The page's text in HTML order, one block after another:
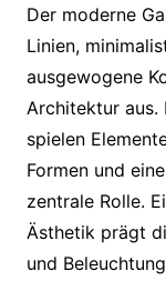
Der moderne
Linien,
ausgewogene
Architektur aus.
spielen
Formen und
zentrale Rolle.
Ästhetik prägt
und